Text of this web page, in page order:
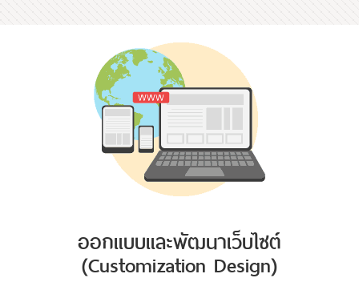
ออกแบบและพัฒนาเว็บไซต์
(Customization Design)